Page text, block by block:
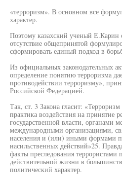
«терроризм». В основном все
характер.
Поэтому казахский ученый Е.Карин
отсутствие общепринятой
сформировать единый подход в
Из официальных законодательных
определение понятию терроризма
противодействии терроризму»,
Российской Федерацией.
Так, ст. 3 Закона гласит:
практика воздействия на принятие
государственной власти, органами
международными организациями,
населения и (или) иными формами
насильственных действий»25.
факты преследования террористами
действительной жизни в
политический характер.